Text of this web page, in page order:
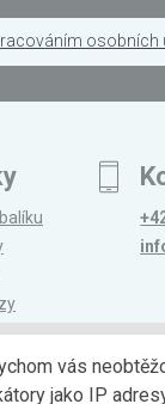
osobních
vás
jako IP